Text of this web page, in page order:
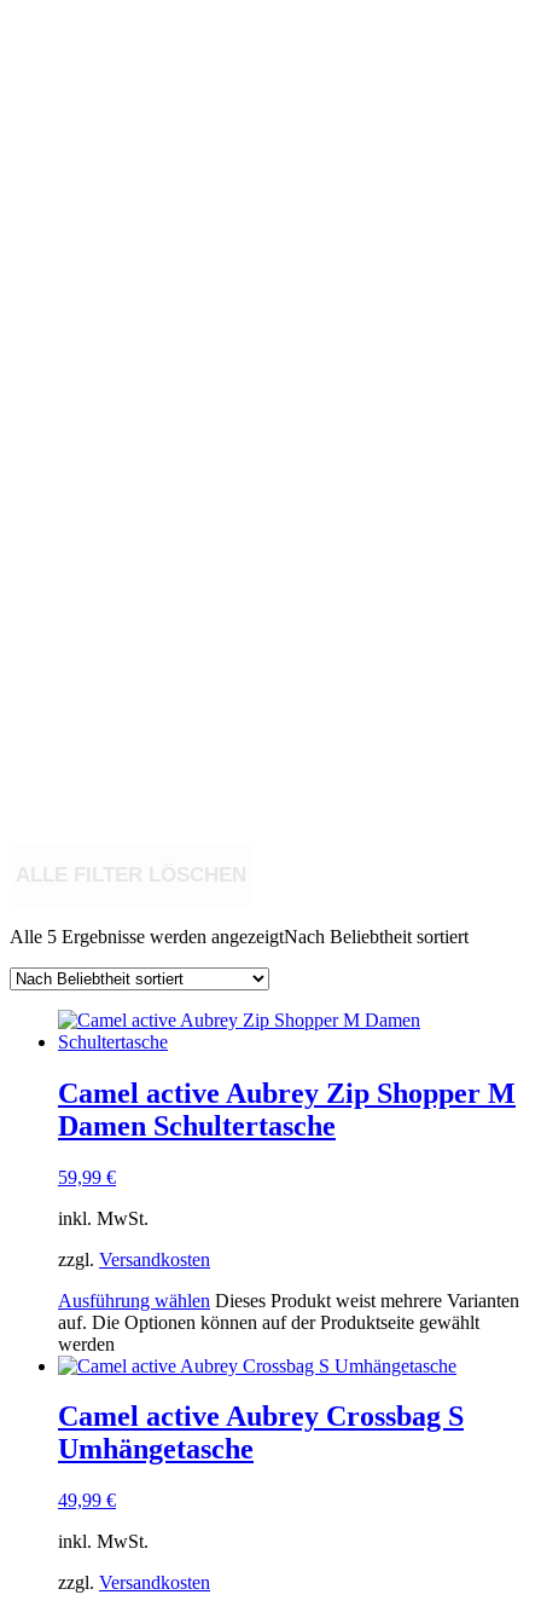
Alle 5 Ergebnisse werden angezeigtNach Beliebtheit sortiert
Camel active Aubrey Zip Shopper M
Damen Schultertasche
59,99 €
inkl. MwSt.
zzgl. Versandkosten
Ausführung wählen Dieses Produkt weist mehrere Varianten
auf. Die Optionen können auf der Produktseite gewählt
werden
Camel active Aubrey Crossbag S
Umhängetasche
49,99 €
inkl. MwSt.
zzgl. Versandkosten